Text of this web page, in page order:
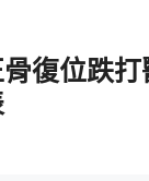
復位跌